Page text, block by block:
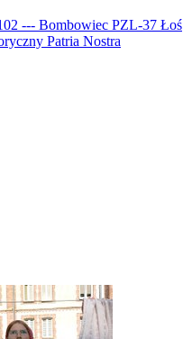
--- Bombowiec PZL-37 Łoś
Patria Nostra